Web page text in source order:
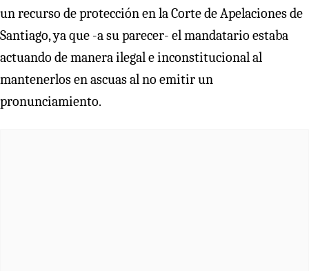
un recurso de protección en la Corte de Apelaciones de
Santiago, ya que -a su parecer- el mandatario estaba
actuando de manera ilegal e inconstitucional al
mantenerlos en ascuas al no emitir un
pronunciamiento.